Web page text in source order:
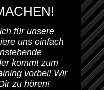
für unsere
uns einfach
kommt zum
vorbei! Wir
zu hören!